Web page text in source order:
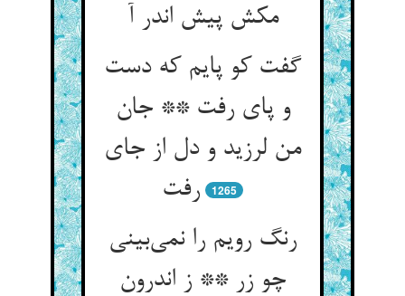
مکش پیش اندر آ
گفت کو پایم که دست
و پای رفت ** جان
من لرزید و دل از جای
1265
رنگ رویم را نمی‌‌بینی
چو زر ** ز اندرون